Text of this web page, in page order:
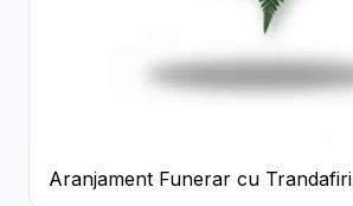
Aranjament Funerar cu Trandafiri